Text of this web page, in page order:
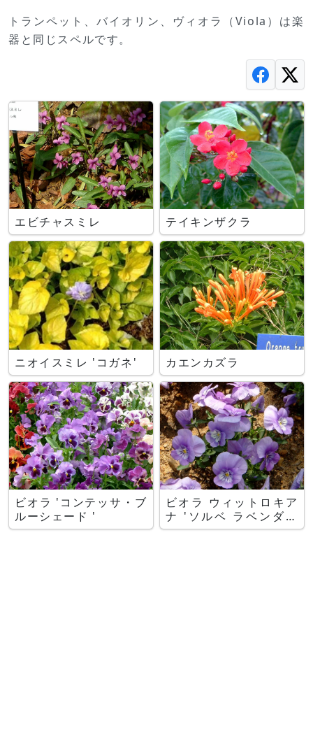
トランペット、バイオリン、ヴィオラ（Viola）は楽
器と同じスペルです。
エビチャスミレ テイキンザクラ
ニオイスミレ 'コガネ' カエンカズラ
ビオラ 'コンテッサ・ブ
ルーシェード '
ビオラ ウィットロキア
ナ 'ソルベ ラベンダー
アイス'